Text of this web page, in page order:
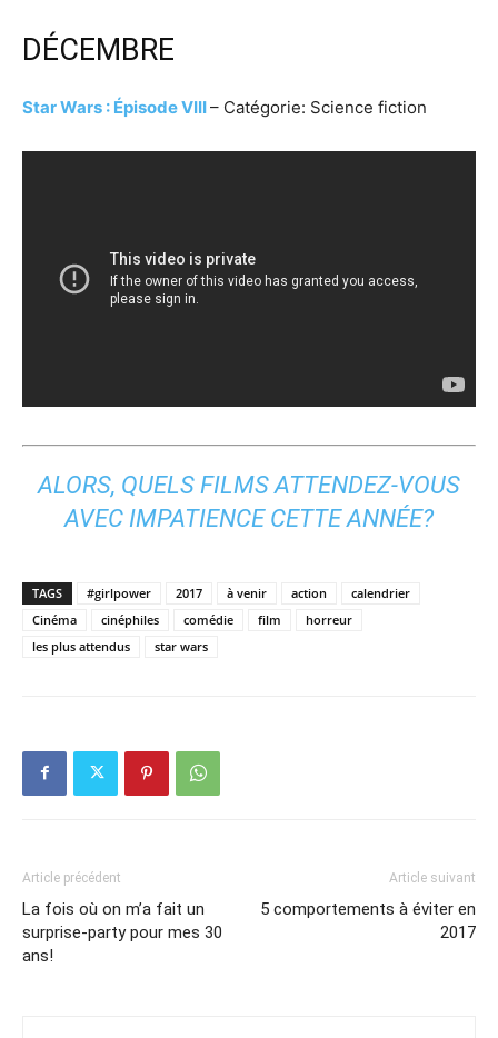
DÉCEMBRE
Star Wars : Épisode VIII– Catégorie: Science fiction
ALORS, QUELS FILMS ATTENDEZ-VOUS
AVEC IMPATIENCE CETTE ANNÉE?
TAGS #girlpower 2017 à venir action
calendrier
Cinéma
cinéphiles comédie film
horreur
les plus attendus
star wars
Article précédent
La fois où on m’a fait un
surprise-party pour mes 30
ans!
Article suivant
5 comportements à éviter en
2017